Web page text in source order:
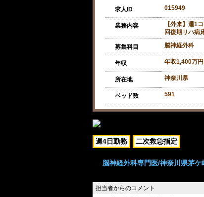
求人ID 015949
業務内容
【外来】週1
回復期リハ病
募集科目 脳神経外科
年収 年収1,400万
所在地 神奈川県
ベッド数 591
週4日勤務 二次救急指定
脳神経外科専門医/神奈川県茅